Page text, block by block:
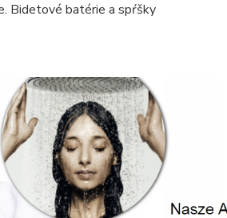
Bidetové batérie a spŕšky